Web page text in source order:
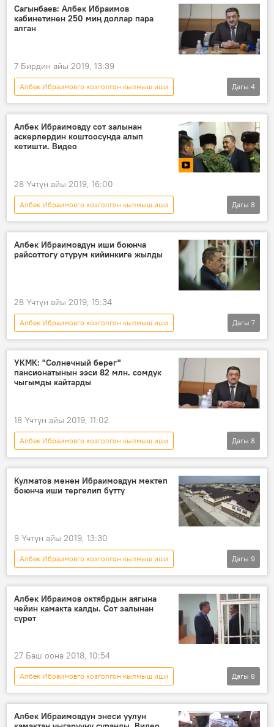
Окуялар
Бишкек
Албек Ибраимов
Кубанычбек Кулматов
Сагынбаев: Албек Ибраимов
кабинетинен 250 миң доллар пара
алган
7 Бирдин айы 2019, 13:39
Албек Ибраимовго козголгон кылмыш иши
Коом
Кыргызстан
Жаңылыктар
кылмыш
Албек Ибраимов
Дагы 4
Албек Ибраимовду сот залынан
аскерлердин коштоосунда алып
кетишти. Видео
28 Үчтүн айы 2019, 16:00
Албек Ибраимовго козголгон кылмыш иши
Кыргызстан
Коом
Жаңылыктар
Мультимедиа
Видео
Албек Ибраимов
сот коррупция
Дагы 8
Албек Ибраимовдун иши боюнча
райсоттогу отурум кийинкиге жылды
28 Үчтүн айы 2019, 15:34
Албек Ибраимовго козголгон кылмыш иши
Окуялар
Кыргызстан
Коом
Жаңылыктар
Албек Ибраимов
коррупция
сот
Дагы 7
УКМК: "Солнечный берег"
пансионатынын ээси 82 млн. сомдук
чыгымды кайтарды
18 Үчтүн айы 2019, 11:02
Албек Ибраимовго козголгон кылмыш иши
Кыргызстан
Жаңылыктар
Экономика
Албек Ибраимов
УКМК
чыгым
Дагы 8
Кулматов менен Ибраимовдун мектеп
боюнча иши тергелип бүттү
9 Үчтүн айы 2019, 13:30
Албек Ибраимовго козголгон кылмыш иши
Кыргызстан
Коом
Жаңылыктар
Бишкек
Калыс-Ордо
Кубанычбек Кулматов
Албек Ибраимов
Дагы 9
Албек Ибраимов октябрдын аягына
чейин камакта калды. Сот залынан
сүрөт
27 Баш оона 2018, 10:54
Албек Ибраимовго козголгон кылмыш иши
Кыргызстан
Жаңылыктар
Саясат
Бишкек
Албек Ибраимов
Дагы 8
Албек Ибраимовдун энеси уулун